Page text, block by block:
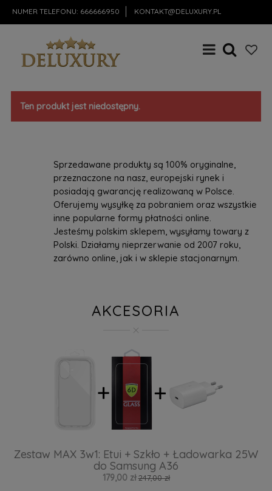
NUMER TELEFONU: 666666950 KONTAKT@DELUXURY.PL
Ten produkt jest niedostępny.
Sprzedawane produkty są 100% oryginalne,
przeznaczone na nasz, europejski rynek i
posiadają gwarancję realizowaną w Polsce.
Oferujemy wysyłkę za pobraniem oraz wszystkie
inne popularne formy płatności online.
Jesteśmy polskim sklepem, wysyłamy towary z
Polski. Działamy nieprzerwanie od 2007 roku,
zarówno online, jak i w sklepie stacjonarnym.
AKCESORIA
Zestaw MAX 3w1: Etui + Szkło + Ładowarka 25W
do Samsung A36
179,00 zł 247,00 zł